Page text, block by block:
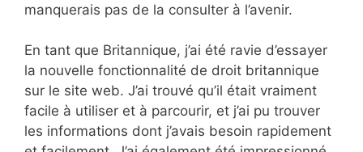
manquerais pas de la consulter à l’avenir.
En tant que Britannique, j’ai été ravie d’essayer
la nouvelle fonctionnalité de droit britannique
sur le site web. J’ai trouvé qu’il était vraiment
facile à utiliser et à parcourir, et j’ai pu trouver
les informations dont j’avais besoin rapidement